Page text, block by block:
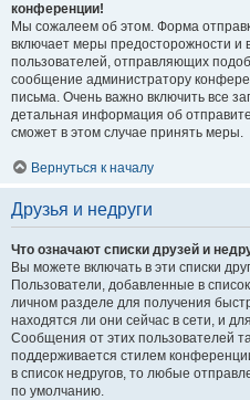
конференции!
Мы сожалеем об этом. Форма
включает меры предосторожности и
пользователей, отправляющих
сообщение администратору
письма. Очень важно включить все
детальная информация об
сможет в этом случае принять меры.
Вернуться к началу
Друзья и недруги
Что означают списки друзей и
Вы можете включать в эти списки
Пользователи, добавленные в
личном разделе для получения
находятся ли они сейчас в сети, и
Сообщения от этих пользователей
поддерживается стилем
в список недругов, то любые
по умолчанию.